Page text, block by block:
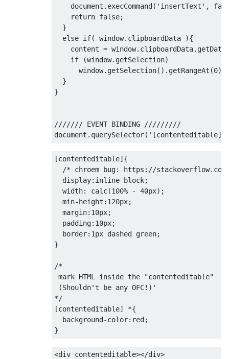
    document
. execCommand( 'insertText' ,
return false;
}
else if( window. clipboardData
){
    content
= window. clipboardData. getData
if
(window. getSelection)
      window
. getSelection(). getRangeAt (0).
}
}
/////// EVENT BINDING /////////
document . querySelector( '[contenteditable]'
[contenteditable]{
/* chroem bug: https://stackoverflow.com/
display: inline-block;
width: calc(100% - 40px);
min-height : 120px;
margin: 10px;
padding: 10px;
border: 1px dashed green;
}
/*
mark HTML inside the "contenteditable"
(Shouldn't be any OFC!)'
*/
[contenteditable]
*{
background-color: red;
}
<div contenteditable></div>